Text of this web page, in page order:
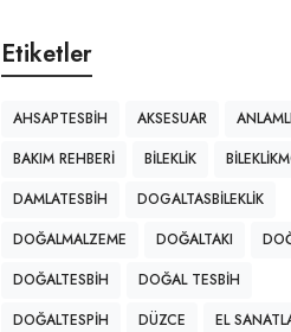
Etiketler
AHSAPTESBIH AKSESUAR
BAKIM REHBERI
BILEKLIK
DAMLATESBIH
DOGALTASBILEKLIK
DOĞALMALZEME
DOĞALTAKI
DOĞALTESBIH
DOĞAL TESBIH
DOĞALTESPIH
DÜZCE
EL